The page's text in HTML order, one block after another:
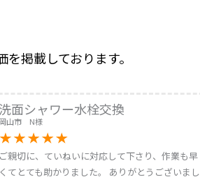
掲載しております。
洗面シャワー水栓交換
岡山市 N様
ご親切に、ていねいに対応して下さり、作業も早
くてとても助かりました。 ありがとうございまし